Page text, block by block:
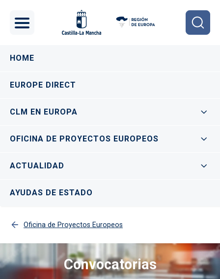
Navegación principal
HOME
EUROPE DIRECT
CLM EN EUROPA
OFICINA DE PROYECTOS EUROPEOS
ACTUALIDAD
AYUDAS DE ESTADO
Oficina de Proyectos Europeos
Convocatorias